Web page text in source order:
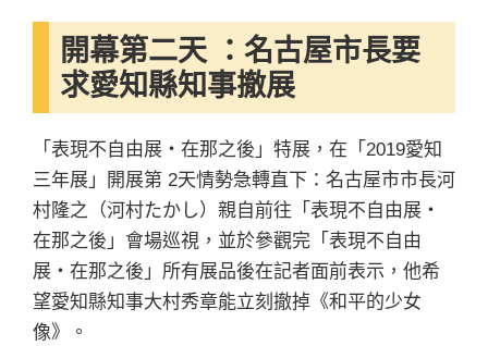
開幕第二天 ：名古屋市長要
求愛知縣知事撤展
「表現不自由展・在那之後」特展，在「2019愛知
三年展」開展第 2天情勢急轉直下：名古屋市市長河
村隆之（河村たかし）親自前往「表現不自由展・
在那之後」會場巡視，並於參觀完「表現不自由
展・在那之後」所有展品後在記者面前表示，他希
望愛知縣知事大村秀章能立刻撤掉《和平的少女
像》。